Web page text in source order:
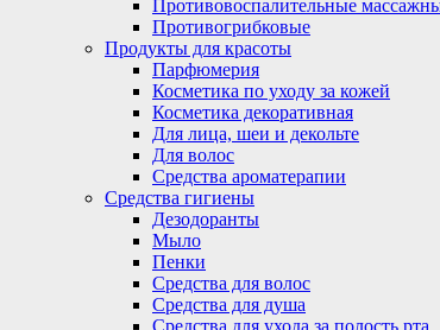
Противовоспалительные
Противогрибковые
Продукты для красоты
Парфюмерия
Косметика по уходу за кожей
Косметика декоративная
Для лица, шеи и декольте
Для волос
Средства ароматерапии
Средства гигиены
Дезодоранты
Мыло
Пенки
Средства для волос
Средства для душа
Средства для ухода за полость рта